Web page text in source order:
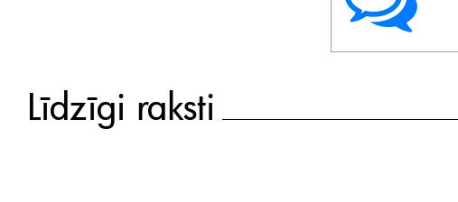
Līdzīgi raksti